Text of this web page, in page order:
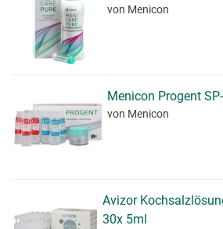
von Menicon
Menicon Progent
von Menicon
Avizor
30x 5ml